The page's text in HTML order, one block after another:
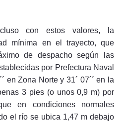
con estos valores, la
mínima en el trayecto, que
de despacho según las
por Prefectura Naval
en Zona Norte y 31´ 07´´ en la
3 pies (o unos 0,9 m) por
en condiciones normales
el río se ubica 1,47 m debajo